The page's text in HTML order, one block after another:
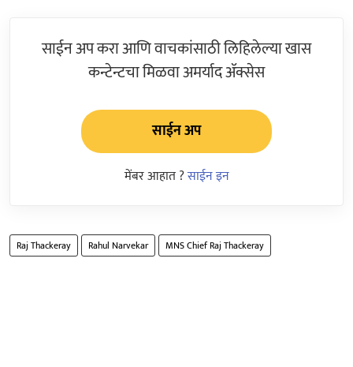
साईन अप करा आणि वाचकांसाठी लिहिलेल्या खास
कन्टेन्टचा मिळवा अमर्याद ॲक्सेस
साईन अप
मेंबर आहात ?साईन इन
Raj Thackeray Rahul Narvekar MNS Chief Raj Thackeray